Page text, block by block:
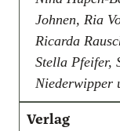
Johnen, Ria
Ricarda
Stella Pfeifer,
Niederwipper
Verlag